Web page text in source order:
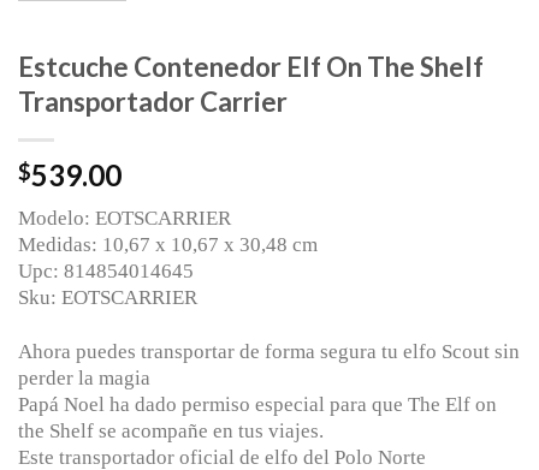
Estcuche Contenedor Elf On The Shelf
Transportador Carrier
$539.00
Modelo: EOTSCARRIER
Medidas: 10,67 x 10,67 x 30,48 cm
Upc: 814854014645
Sku: EOTSCARRIER
Ahora puedes transportar de forma segura tu elfo Scout sin
perder la magia
Papá Noel ha dado permiso especial para que The Elf on
the Shelf se acompañe en tus viajes.
Este transportador oficial de elfo del Polo Norte